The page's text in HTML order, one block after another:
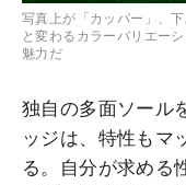
写真上が「カッパー」、
と変わるカラーバリエー
魅力だ
独自の多面ソール
ッジは、特性もマ
る。自分が求める